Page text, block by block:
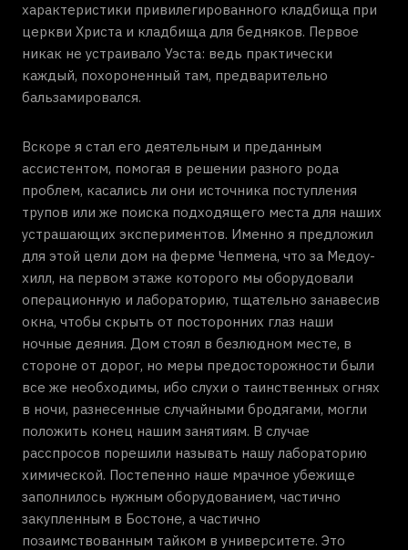
характеристики привилегированного кладбища при
церкви Христа и кладбища для бедняков. Первое
никак не устраивало Уэста: ведь практически
каждый, похороненный там, предварительно
бальзамировался.
Вскоре я стал его деятельным и преданным
ассистентом, помогая в решении разного рода
проблем, касались ли они источника поступления
трупов или же поиска подходящего места для наших
устрашающих экспериментов. Именно я предложил
для этой цели дом на ферме Чепмена, что за Медоу-
хилл, на первом этаже которого мы оборудовали
операционную и лабораторию, тщательно занавесив
окна, чтобы скрыть от посторонних глаз наши
ночные деяния. Дом стоял в безлюдном месте, в
стороне от дорог, но меры предосторожности были
все же необходимы, ибо слухи о таинственных огнях
в ночи, разнесенные случайными бродягами, могли
положить конец нашим занятиям. В случае
расспросов порешили называть нашу лабораторию
химической. Постепенно наше мрачное убежище
заполнилось нужным оборудованием, частично
закупленным в Бостоне, а частично
позаимствованным тайком в университете. Это